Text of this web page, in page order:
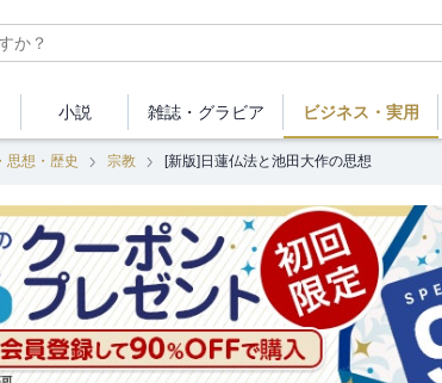
小説 雑誌・ グラビア ビジネス ・実用
思想・歴史 宗教 [新版]日蓮仏法と池田大作の思想